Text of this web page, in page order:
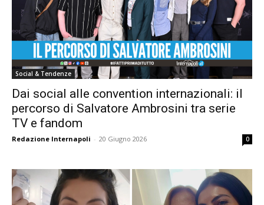
Social & Tendenze
Dai social alle convention internazionali: il
percorso di Salvatore Ambrosini tra serie
TV e fandom
Redazione Internapoli - 20 Giugno 2026 0